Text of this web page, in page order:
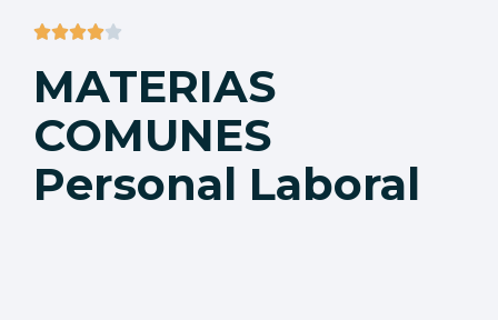

MATERIAS
COMUNES
Personal Laboral